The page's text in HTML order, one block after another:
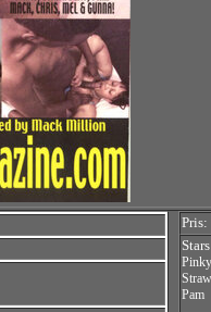
Pinky
Pam